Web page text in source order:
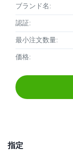
ブランド名:
認証:
最小注文数量:
価格:
指定